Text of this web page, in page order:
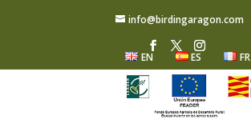
info@birdingaragon.com
EN ES FR